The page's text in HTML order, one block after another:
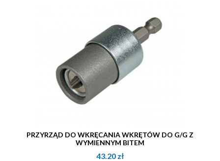
PRZYRZĄD DO WKRĘCANIA WKRĘTÓW DO G/G Z
WYMIENNYM BITEM
43.20 zł